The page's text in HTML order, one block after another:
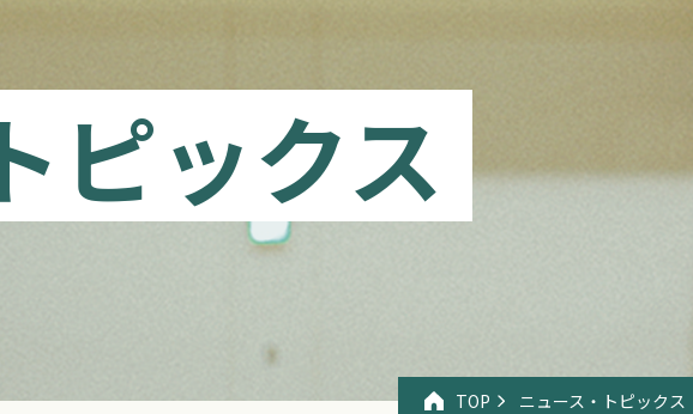
ピックス
TOP ニュース・トピックス